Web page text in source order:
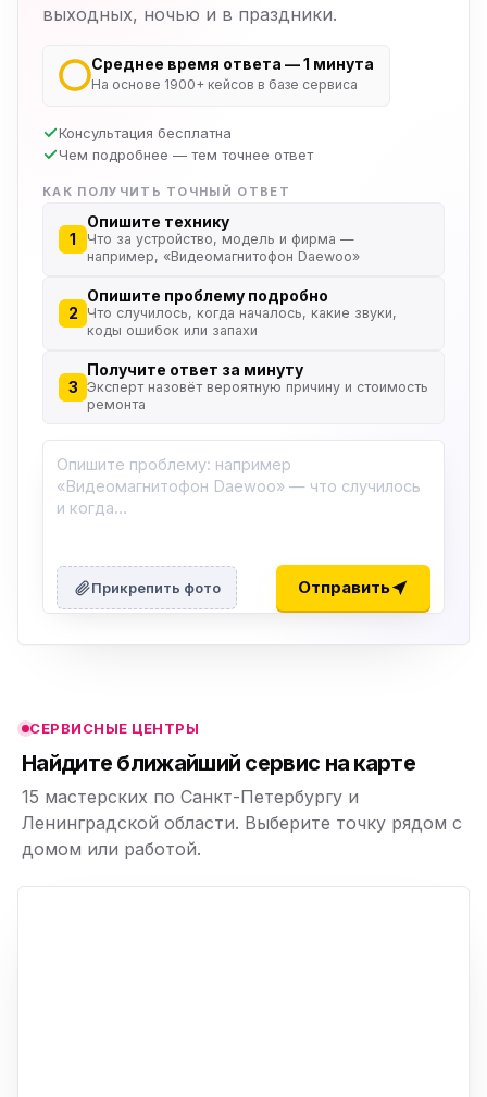
выходных, ночью и в праздники.
Среднее время ответа — 1 минута
На основе 1900+ кейсов в базе сервиса
Консультация бесплатна
Чем подробнее — тем точнее ответ
КАК ПОЛУЧИТЬ ТОЧНЫЙ ОТВЕТ
1
Опишите технику
Что за устройство, модель и фирма —
например, «Видеомагнитофон Daewoo»
2
Опишите проблему подробно
Что случилось, когда началось, какие звуки,
коды ошибок или запахи
3
Получите ответ за минуту
Эксперт назовёт вероятную причину и стоимость
ремонта
Прикрепить фото Отправить
СЕРВИСНЫЕ ЦЕНТРЫ
Найдите ближайший сервис на карте
15 мастерских по Санкт-Петербургу и
Ленинградской области. Выберите точку рядом с
домом или работой.
ю